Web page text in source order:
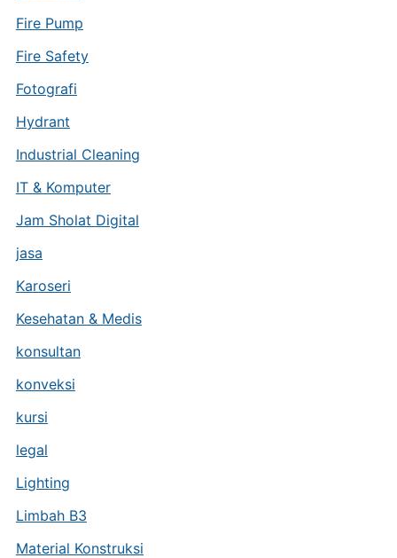
Fire Pump
Fire Safety
Fotografi
Hydrant
Industrial Cleaning
IT & Komputer
Jam Sholat Digital
jasa
Karoseri
Kesehatan & Medis
konsultan
konveksi
kursi
legal
Lighting
Limbah B3
Material Konstruksi